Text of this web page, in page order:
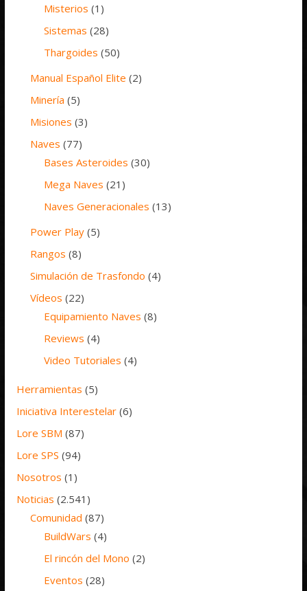
Misterios (1)
Sistemas (28)
Thargoides (50)
Manual Español Elite (2)
Minería (5)
Misiones (3)
Naves (77)
Bases Asteroides (30)
Mega Naves (21)
Naves Generacionales (13)
Power Play (5)
Rangos (8)
Simulación de Trasfondo (4)
Vídeos (22)
Equipamiento Naves (8)
Reviews (4)
Video Tutoriales (4)
Herramientas (5)
Iniciativa Interestelar (6)
Lore SBM (87)
Lore SPS (94)
Nosotros (1)
Noticias (2.541)
Comunidad (87)
BuildWars (4)
El rincón del Mono (2)
Eventos (28)